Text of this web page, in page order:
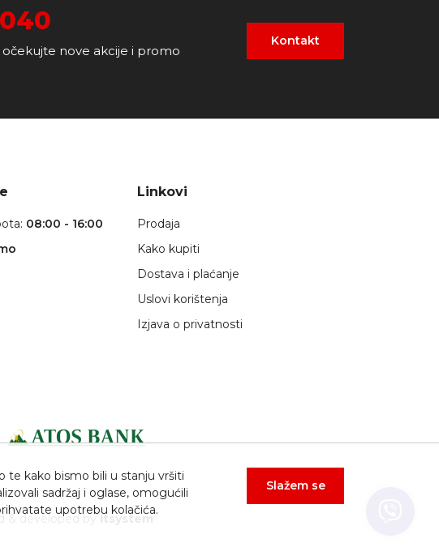
nove akcije i promo
Kontakt
08:00 - 16:00
Linkovi
Prodaja
Kako kupiti
Dostava i plaćanje
Uslovi korištenja
Izjava o privatnosti
& developed by
te kako bismo bili u stanju vršiti
sadržaj i oglase, omogućili
upotrebu kolačića.
Slažem se